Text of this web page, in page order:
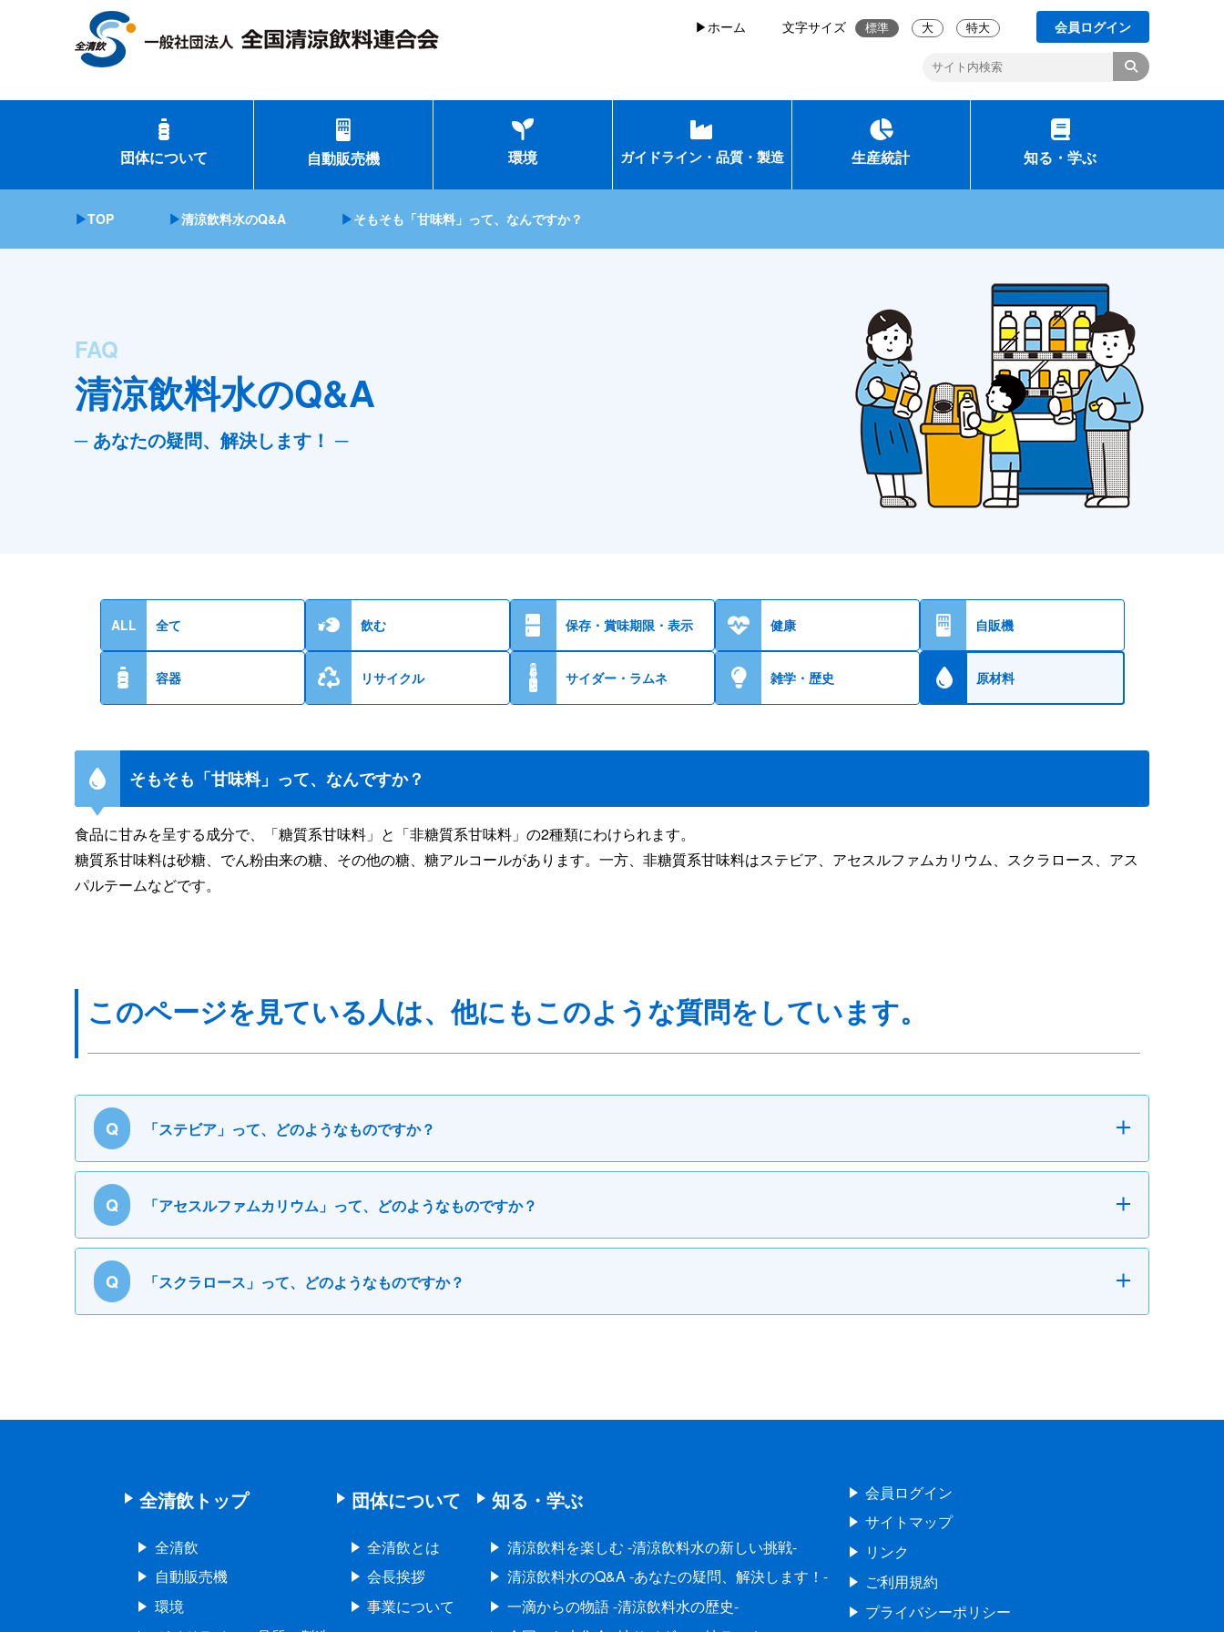
▶ホーム 文字サイズ 標準 大 特大 会員ログイン
団体について 自動販売機 環境 ガイドライン・品質・製造 生産統計 知る・学ぶ
▶TOP ▶清涼飲料水のQ&A ▶そもそも「甘味料」って、なんですか？
FAQ
清涼飲料水のQ&A
─ あなたの疑問、解決します！ ─
ALL 全て 飲む 保存・賞味期限・表示 健康 自販機
容器 リサイクル サイダー・ラムネ 雑学・歴史 原材料
そもそも「甘味料」って、なんですか？
食品に甘みを呈する成分で、「糖質系甘味料」と「非糖質系甘味料」の2種類にわけられます。
糖質系甘味料は砂糖、でん粉由来の糖、その他の糖、糖アルコールがあります。一方、非糖質系甘味料はステビア、アセスルファムカリウム、スクラロース、アス
パルテームなどです。
このページを見ている人は、他にもこのような質問をしています。
Q 「ステビア」って、どのようなものですか？
Q 「アセスルファムカリウム」って、どのようなものですか？
Q 「スクラロース」って、どのようなものですか？
全清飲トップ
全清飲
自動販売機
環境
団体について
全清飲とは
会長挨拶
事業について
知る・学ぶ
清涼飲料を楽しむ -清涼飲料水の新しい挑戦-
清涼飲料水のQ&A -あなたの疑問、解決します！-
一滴からの物語 -清涼飲料水の歴史-
会員ログイン
サイトマップ
リンク
ご利用規約
プライバシーポリシー